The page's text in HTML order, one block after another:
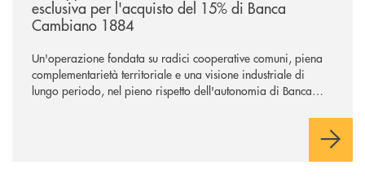
esclusiva per l'acquisto del 15% di Banca
Cambiano 1884
Un'operazione fondata su radici cooperative comuni, piena
complementarietà territoriale e una visione industriale di
lungo periodo, nel pieno rispetto dell'autonomia di Banca
negoziazione esclusiva per la finalizzazione dell’operazione.